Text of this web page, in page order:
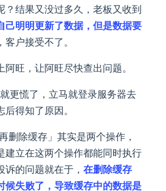
？结果又没过多久，老板又收到
己明明更新了数据，但是数据要
，客户接受不了。
旺，让阿旺尽快查出问题。
更慌了，立马就登录服务器去
得知了原因。
删除缓存」其实是两个操作，
建立在这两个操作都能同时执行
的问题就在于， 在删除缓存
候失败了，导致缓存中的数据是